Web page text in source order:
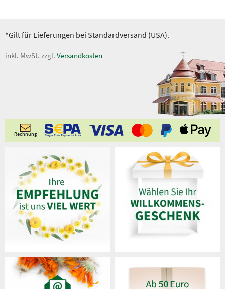
*Gilt für Lieferungen bei Standardversand (USA).
inkl. MwSt. zzgl. Versandkosten
Rechnung